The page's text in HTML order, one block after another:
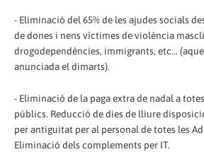
- Eliminació del 65% de les ajudes socials
de dones i nens víctimes de violència
drogodependències, immigrants, etc...
anunciada el dimarts).
- Eliminació de la paga extra de nadal a
públics. Reducció de dies de lliure
per antiguitat per al personal de totes les
Eliminació dels complements per IT.